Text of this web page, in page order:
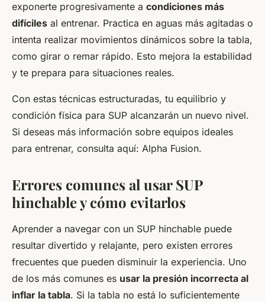
exponerte progresivamente a condiciones más
difíciles al entrenar. Practica en aguas más agitadas o
intenta realizar movimientos dinámicos sobre la tabla,
como girar o remar rápido. Esto mejora la estabilidad
y te prepara para situaciones reales.
Con estas técnicas estructuradas, tu equilibrio y
condición física para SUP alcanzarán un nuevo nivel.
Si deseas más información sobre equipos ideales
para entrenar, consulta aquí: Alpha Fusion.
Errores comunes al usar SUP
hinchable y cómo evitarlos
Aprender a navegar con un SUP hinchable puede
resultar divertido y relajante, pero existen errores
frecuentes que pueden disminuir la experiencia. Uno
de los más comunes es usar la presión incorrecta al
inflar la tabla. Si la tabla no está lo suficientemente